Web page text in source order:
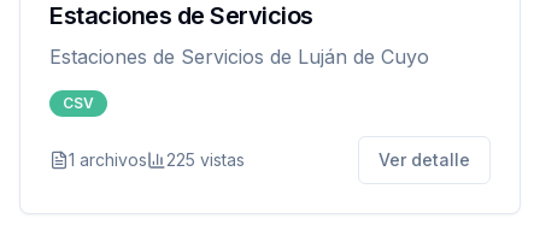
Estaciones de Servicios
Estaciones de Servicios de Luján de Cuyo
CSV
1 archivos 225 vistas Ver detalle